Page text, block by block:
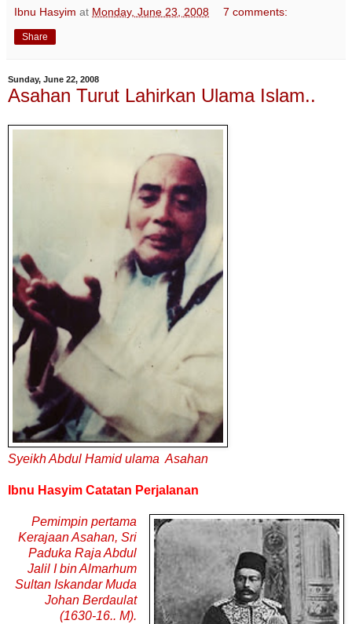
Ibnu Hasyim at Monday, June 23, 2008 7 comments:
Share
Sunday, June 22, 2008
Asahan Turut Lahirkan Ulama Islam..
Syeikh Abdul Hamid ulama Asahan
Ibnu Hasyim Catatan Perjalanan
Pemimpin pertama
Kerajaan Asahan, Sri
Paduka Raja Abdul
Jalil I bin Almarhum
Sultan Iskandar Muda
Johan Berdaulat
(1630-16.. M).